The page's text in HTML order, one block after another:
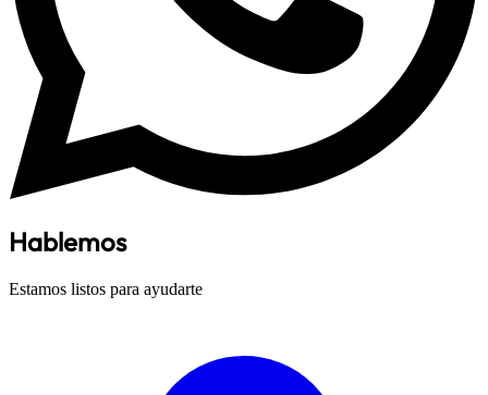
Hablemos
Estamos listos para ayudarte